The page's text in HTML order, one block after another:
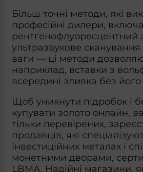
Більш точні методи, які
професійні дилери,
рентгенофлуоресцентний
ультразвукове сканування
ваги — ці методи
наприклад, вставки з
всередині зливка без
Щоб уникнути підробок і
купувати золото онлайн,
тільки перевірених,
продавців, які
інвестиційних металах і
монетними дворами,
LBMA. Надійні магазини,